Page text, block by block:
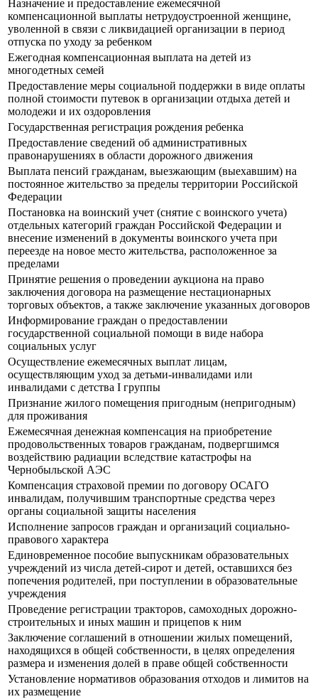
Назначение и предоставление ежемесячной
компенсационной выплаты нетрудоустроенной женщине,
уволенной в связи с ликвидацией организации в период
отпуска по уходу за ребенком
Ежегодная компенсационная выплата на детей из
многодетных семей
Предоставление меры социальной поддержки в виде оплаты
полной стоимости путевок в организации отдыха детей и
молодежи и их оздоровления
Государственная регистрация рождения ребенка
Предоставление сведений об административных
правонарушениях в области дорожного движения
Выплата пенсий гражданам, выезжающим (выехавшим) на
постоянное жительство за пределы территории Российской
Федерации
Постановка на воинский учет (снятие с воинского учета)
отдельных категорий граждан Российской Федерации и
внесение изменений в документы воинского учета при
переезде на новое место жительства, расположенное за
пределами
Принятие решения о проведении аукциона на право
заключения договора на размещение нестационарных
торговых объектов, а также заключение указанных договоров
Информирование граждан о предоставлении
государственной социальной помощи в виде набора
социальных услуг
Осуществление ежемесячных выплат лицам,
осуществляющим уход за детьми-инвалидами или
инвалидами с детства I группы
Признание жилого помещения пригодным (непригодным)
для проживания
Ежемесячная денежная компенсация на приобретение
продовольственных товаров гражданам, подвергшимся
воздействию радиации вследствие катастрофы на
Чернобыльской АЭС
Компенсация страховой премии по договору ОСАГО
инвалидам, получившим транспортные средства через
органы социальной защиты населения
Исполнение запросов граждан и организаций социально-
правового характера
Единовременное пособие выпускникам образовательных
учреждений из числа детей-сирот и детей, оставшихся без
попечения родителей, при поступлении в образовательные
учреждения
Проведение регистрации тракторов, самоходных дорожно-
строительных и иных машин и прицепов к ним
Заключение соглашений в отношении жилых помещений,
находящихся в общей собственности, в целях определения
размера и изменения долей в праве общей собственности
Установление нормативов образования отходов и лимитов на
их размещение